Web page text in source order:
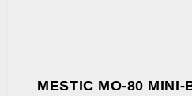
MESTIC MO-80 MINI-